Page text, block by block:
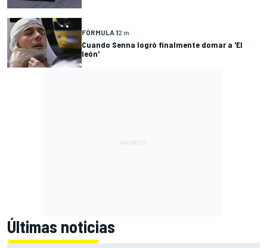
FÓRMULA 12 m
Cuando Senna logró finalmente domar a 'El
león'
Últimas noticias